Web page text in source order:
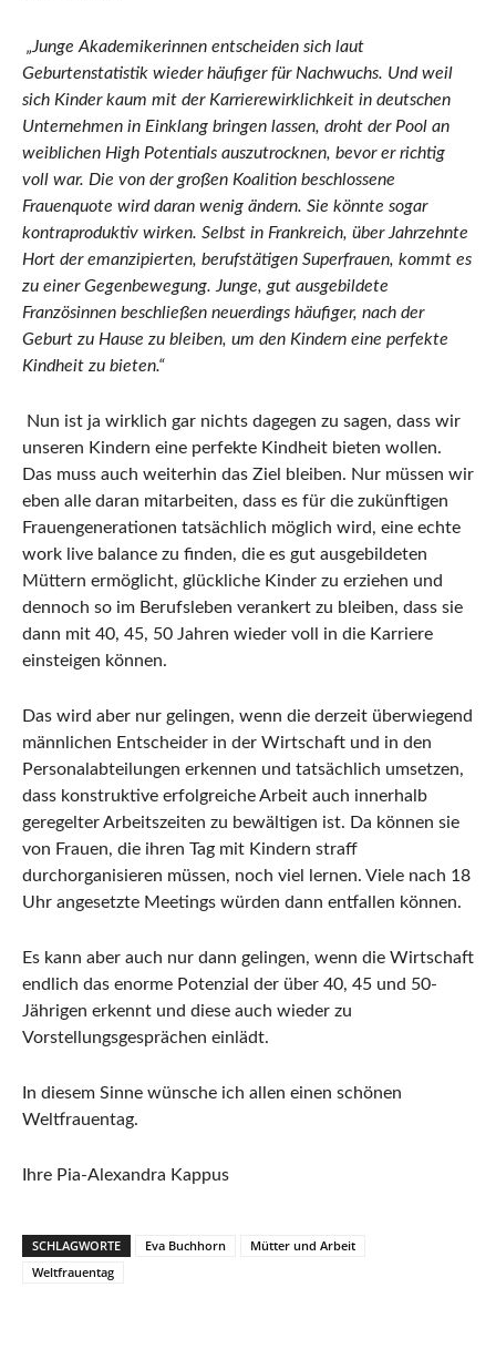
„Junge Akademikerinnen entscheiden sich laut
Geburtenstatistik wieder häufiger für Nachwuchs. Und weil
sich Kinder kaum mit der Karrierewirklichkeit in deutschen
Unternehmen in Einklang bringen lassen, droht der Pool an
weiblichen High Potentials auszutrocknen, bevor er richtig
voll war. Die von der großen Koalition beschlossene
Frauenquote wird daran wenig ändern. Sie könnte sogar
kontraproduktiv wirken. Selbst in Frankreich, über Jahrzehnte
Hort der emanzipierten, berufstätigen Superfrauen, kommt es
zu einer Gegenbewegung. Junge, gut ausgebildete
Französinnen beschließen neuerdings häufiger, nach der
Geburt zu Hause zu bleiben, um den Kindern eine perfekte
Kindheit zu bieten.“
Nun ist ja wirklich gar nichts dagegen zu sagen, dass wir
unseren Kindern eine perfekte Kindheit bieten wollen.
Das muss auch weiterhin das Ziel bleiben. Nur müssen wir
eben alle daran mitarbeiten, dass es für die zukünftigen
Frauengenerationen tatsächlich möglich wird, eine echte
work live balance zu finden, die es gut ausgebildeten
Müttern ermöglicht, glückliche Kinder zu erziehen und
dennoch so im Berufsleben verankert zu bleiben, dass sie
dann mit 40, 45, 50 Jahren wieder voll in die Karriere
einsteigen können.
Das wird aber nur gelingen, wenn die derzeit überwiegend
männlichen Entscheider in der Wirtschaft und in den
Personalabteilungen erkennen und tatsächlich umsetzen,
dass konstruktive erfolgreiche Arbeit auch innerhalb
geregelter Arbeitszeiten zu bewältigen ist. Da können sie
von Frauen, die ihren Tag mit Kindern straff
durchorganisieren müssen, noch viel lernen. Viele nach 18
Uhr angesetzte Meetings würden dann entfallen können.
Es kann aber auch nur dann gelingen, wenn die Wirtschaft
endlich das enorme Potenzial der über 40, 45 und 50-
Jährigen erkennt und diese auch wieder zu
Vorstellungsgesprächen einlädt.
In diesem Sinne wünsche ich allen einen schönen
Weltfrauentag.
Ihre Pia-Alexandra Kappus
SCHLAGWORTE Eva Buchhorn
Mütter und Arbeit
Weltfrauentag